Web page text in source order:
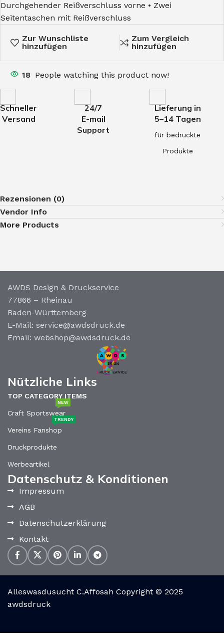
Durchgehender Reißverschluss vorne • Zwei
Seitentaschen mit Reißverschluss
Zur Wunschliste
hinzufügen
Zum Vergleich
hinzufügen
18 People watching this product now!
Schneller
Versand
24/7
E-mail
Support
Lieferung in
5–14 Tagen
für bedruckte
Produkte
Rezensionen (0)
Vendor Info
More Products
AWDS Design & Druckservice
77866 – Rheinau
Baden-Württemberg
E-Mail: service@awdsdruck.de
Email: webshop@awdsdruck.de
Nützliche Links
TOP CATEGORY ITEMS
Craft Sportswear
NEW
Vereins Fanshop
TRENDY
Druckprodukte
Werbeartikel
Datenschutz & Konditionen
Impressum
AGB
Datenschutzerklärung
Kontakt
Alleswasdusucht C.Affosah Copyright © 2025
awdsdruck